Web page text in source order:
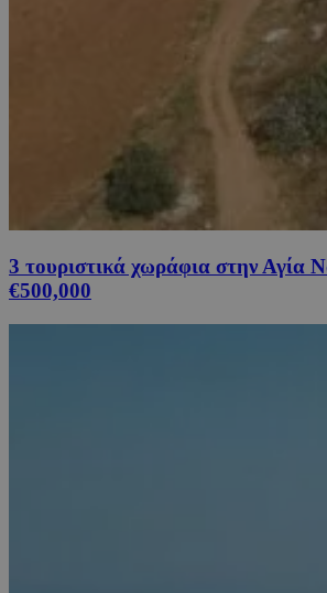
3 τουριστικά χωράφια στην Αγία
€500,000